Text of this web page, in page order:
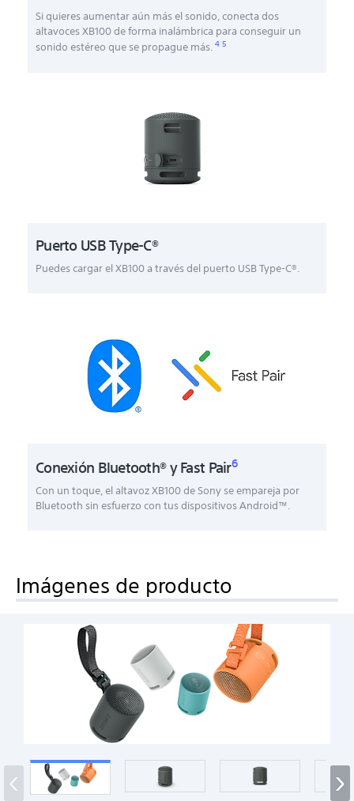
Si quieres aumentar aún más el sonido, conecta dos
altavoces XB100 de forma inalámbrica para conseguir un
sonido estéreo que se propague más.45
Puerto USB Type-C®
Puedes cargar el XB100 a través del puerto USB Type-C®.
Conexión Bluetooth® y Fast Pair6
Con un toque, el altavoz XB100 de Sony se empareja por
Bluetooth sin esfuerzo con tus dispositivos Android™.
Imágenes de producto
‹ ›